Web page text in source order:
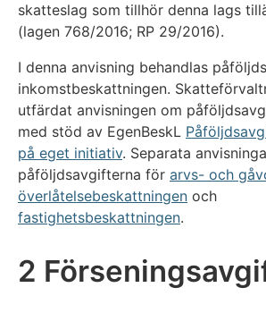
skatteslag som tillhör denna lags
(lagen 768/2016; RP 29/2016).
I denna anvisning behandlas
inkomstbeskattningen.
utfärdat anvisningen om
med stöd av EgenBeskL
på eget initiativ. Separata
påföljdsavgifterna för arvs- och
överlåtelsebeskattningen och
fastighetsbeskattningen.
2